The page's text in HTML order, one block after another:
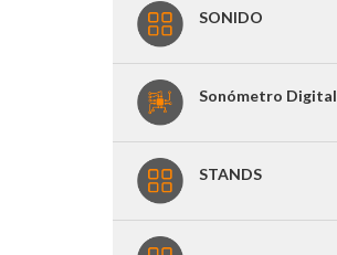
SONIDO
Sonómetro Digital
STANDS